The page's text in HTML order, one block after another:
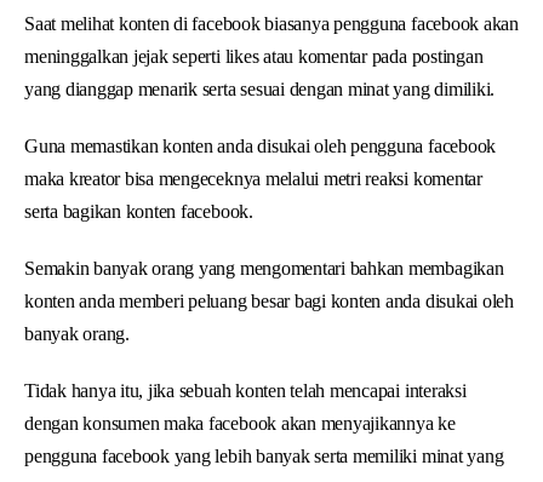
Saat melihat konten di facebook biasanya pengguna facebook akan
meninggalkan jejak seperti likes atau komentar pada postingan
yang dianggap menarik serta sesuai dengan minat yang dimiliki.
Guna memastikan konten anda disukai oleh pengguna facebook
maka kreator bisa mengeceknya melalui metri reaksi komentar
serta bagikan konten facebook.
Semakin banyak orang yang mengomentari bahkan membagikan
konten anda memberi peluang besar bagi konten anda disukai oleh
banyak orang.
Tidak hanya itu, jika sebuah konten telah mencapai interaksi
dengan konsumen maka facebook akan menyajikannya ke
pengguna facebook yang lebih banyak serta memiliki minat yang